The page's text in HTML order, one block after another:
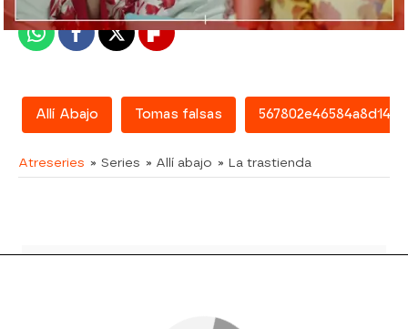
WhatsappFacebook
X Flipboard
Allí Abajo Tomas falsas
Atreseries » Series » Allí abajo » La trastienda